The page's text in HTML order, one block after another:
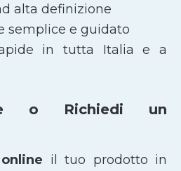
alta definizione
semplice e guidato
in tutta Italia e a
o Richiedi un
il tuo prodotto in